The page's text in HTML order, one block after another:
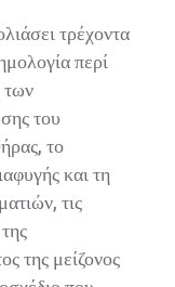
τρέχοντα
περί
των
του
το
και τη
τις
της μείζονος